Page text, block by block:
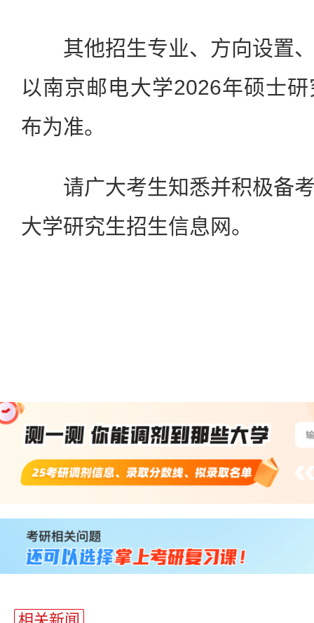
其他招生专业、方向设置、
以南京邮电大学2026年硕士
布为准。
请广大考生知悉并积极备考
大学研究生招生信息网。